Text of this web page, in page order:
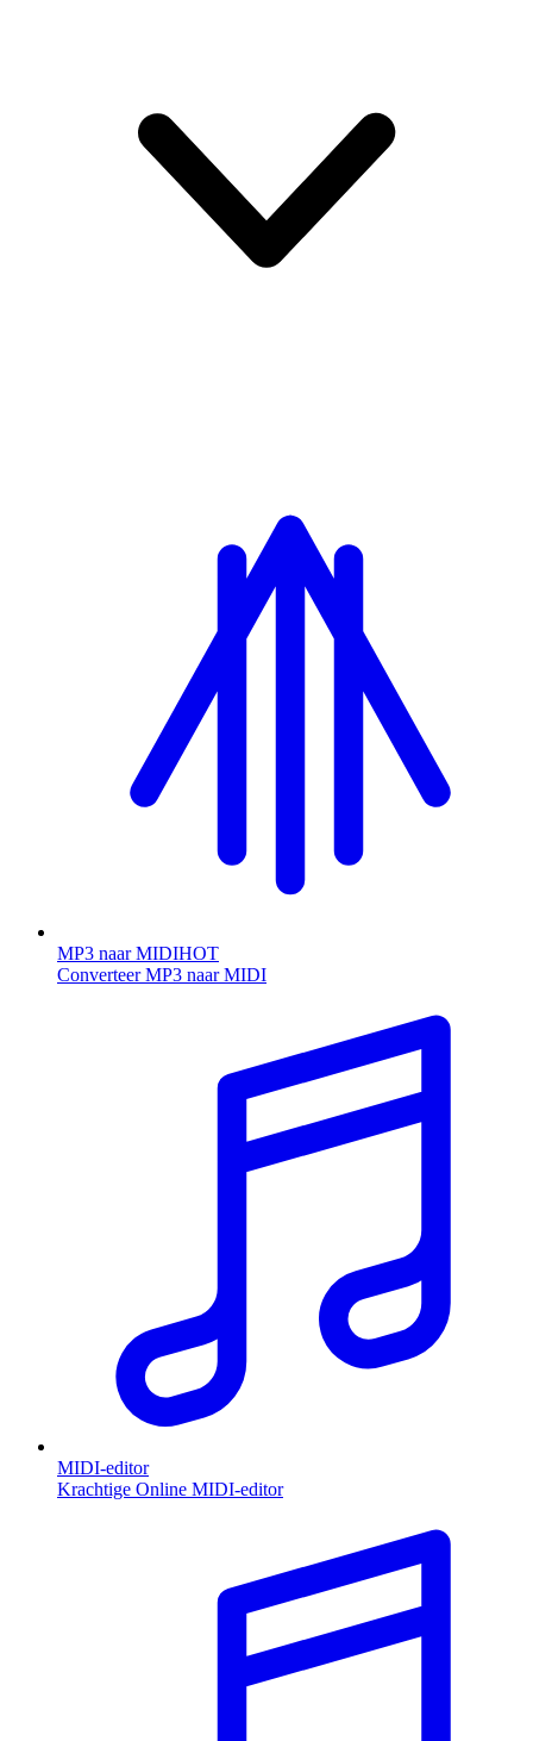
MP3 naar MIDIHOT
Converteer MP3 naar MIDI
MIDI-editor
Krachtige Online MIDI-editor